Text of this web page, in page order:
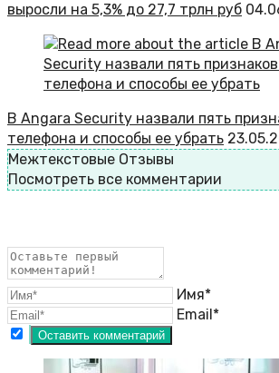
выросли на 5,3% до 27,7 трлн руб
В Angara Security назвали пять
телефона и способы ее убрать
Межтекстовые Отзывы
Посмотреть все комментарии
Имя*
Email*